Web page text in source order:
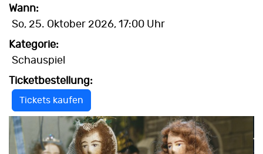
Wann:
So, 25. Oktober 2026, 17:00 Uhr
Kategorie:
Schauspiel
Ticketbestellung:
Tickets kaufen